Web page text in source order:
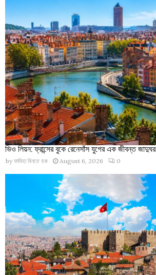
ভিও লিয়ন: ফ্রান্সের বুকে রেনেসাঁস যুগের এক জীবন্ত জাদুঘর
by ফাবিহা বিনতে হক August 6, 2026 0